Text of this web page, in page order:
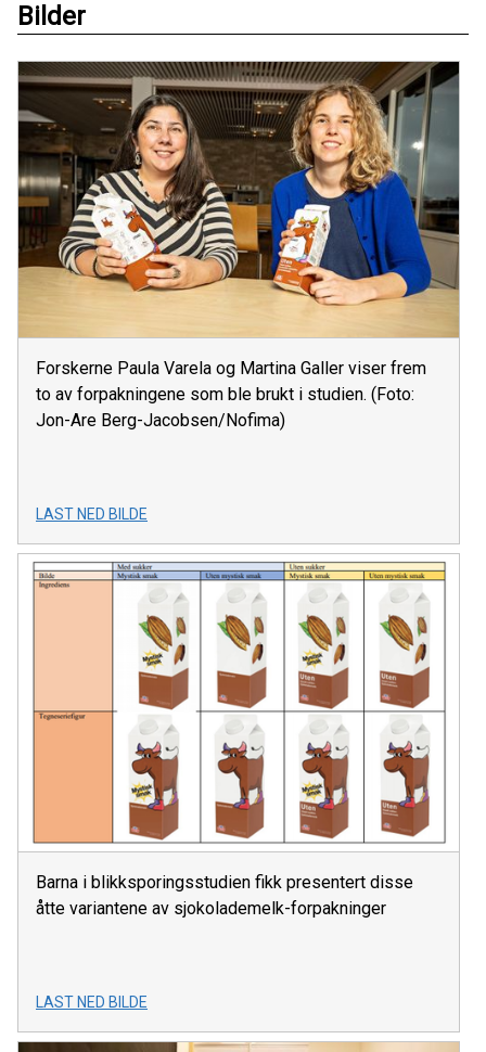
Bilder
Forskerne Paula Varela og Martina Galler viser frem
to av forpakningene som ble brukt i studien. (Foto:
Jon-Are Berg-Jacobsen/Nofima)
LAST NED BILDE
Barna i blikksporingsstudien fikk presentert disse
åtte variantene av sjokolademelk-forpakninger
LAST NED BILDE